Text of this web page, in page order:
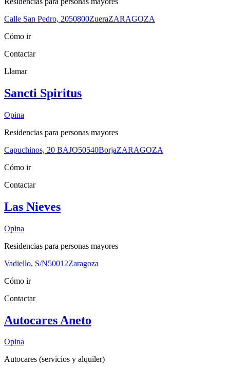
Calle San Pedro, 2050800ZueraZARAGOZA
Cómo ir
Contactar
Llamar
Sancti Spiritus
Opina
Residencias para personas mayores
Capuchinos, 20 BAJO50540BorjaZARAGOZA
Cómo ir
Contactar
Las Nieves
Opina
Residencias para personas mayores
Vadiello, S/N50012Zaragoza
Cómo ir
Contactar
Autocares Aneto
Opina
Autocares (servicios y alquiler)